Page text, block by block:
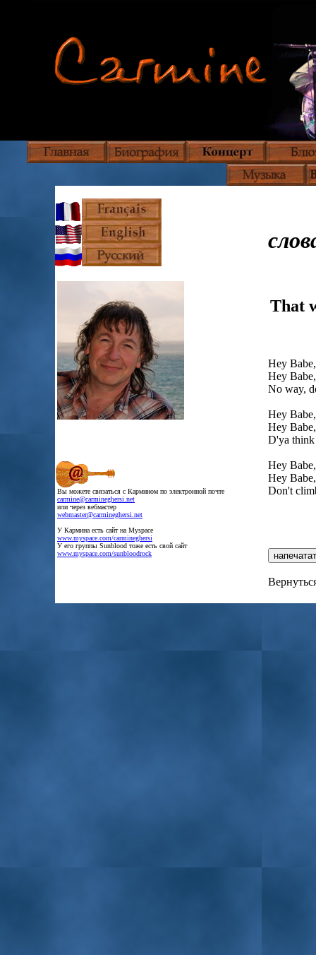
Вы можете связаться с Кармином по электронной почте
carmine@carmineghersi.net
или через вебмастер
webmaster@carmineghersi.net
У Кармина есть сайт на Myspace
www.myspace.com/carmineghersi
У его группы Sunblood тоже есть свой сайт
www.myspace.com/sunbloodrock
That
Hey
Hey
No way,
Hey
Hey
D'ya think
Hey
Hey
Don't